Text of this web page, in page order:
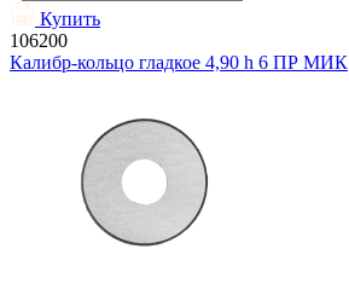
Купить
106200
Калибр-кольцо гладкое 4,90 h 6 ПР МИК